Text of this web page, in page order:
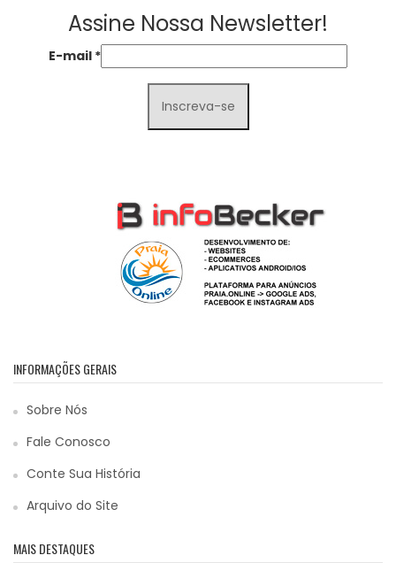
Assine Nossa Newsletter!
E-mail *
INFORMAÇÕES GERAIS
Sobre Nós
Fale Conosco
Conte Sua História
Arquivo do Site
MAIS DESTAQUES